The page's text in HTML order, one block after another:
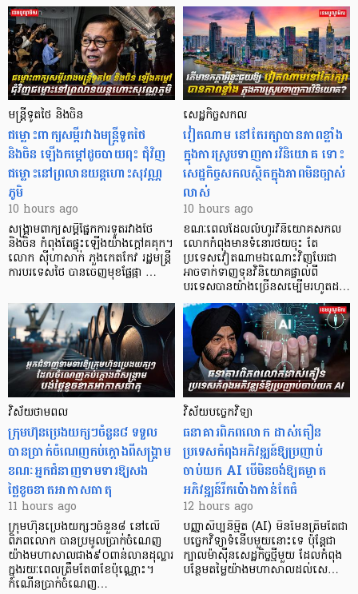
មន្ត្រីទូតថៃ និងចិន
ជម្លោះពាក្យសម្តីរវាងមន្ត្រីទូតថៃ
និងចិន ឡើងកម្ដៅដូចបាយពុះ ជុំវិញ
ជម្លោះនៅព្រលានយន្តហោះសុវណ្ណ
ភូមិ
10 hours ago
សង្គ្រាមពាក្យសម្តីផ្នែកការទូតរវាងថៃ
និងចិន កំពុងតែផ្ទុះឡើងយ៉ាងក្តៅគគុក។
លោក ស៊ីហាសាក់ ភួងកេតកែវ រដ្ឋមន្ត្រី
ការបរទេសថៃ បានចេញមុខផ្លែផ្កា …
សេដ្ឋកិច្ចសកល
វៀតណាម នៅតែរក្សាបានភាពខ្លាំង
ក្នុងការស្រូបទាញការវិនិយោគ​ ទោះ
សេដ្ឋកិច្ចសកលស្ថិតក្នុងភាពមិនច្បាស់
លាស់
10 hours ago
ខណៈពេលដែលលំហូរវិនិយោគសកល
លោកកំពុងមានទំនោរថយចុះ តែ
ប្រទេសវៀតណាមឯណោះវិញបែរជា
អាចទាក់ទាញទុនវិនិយោគផ្ទាល់ពី
បរទេសបានយ៉ាងច្រើនសម្បើមរហូតដ…
វិស័យថាមពល
ក្រុមហ៊ុនប្រេងយក្សៗចំនួន៨ ទទួល
បានប្រាក់ចំណេញកប់ក្តោងពីសង្គ្រាម
ខណៈអ្នកជំនាញទាមទារឱ្យសង
ថ្លៃខូចខាតអាកាសធាតុ
11 hours ago
ក្រុមហ៊ុនប្រេងយក្សៗចំនួន៨ នៅលើ
ពិភពលោក បានប្រមូលប្រាក់ចំណេញ
យ៉ាងមហាសាលជាង៩០ពាន់លានដុល្លារ
ក្នុងរយៈពេលត្រឹមតែ៣ខែប៉ុណ្ណោះ។
កំណើនប្រាក់ចំណេញ…
វិស័យបច្ចេកវិទ្យា
ធនាគារពិភពលោក ដាស់តឿន
ប្រទេសកំពុងអភិវឌ្ឍន៍ឱ្យប្រញាប់
ចាប់យក AI បើមិនចង់ឱ្យគម្លាត
អភិវឌ្ឍន៍រីកប៉ោងកាន់តែធំ
12 hours ago
បញ្ញាសិប្បនិម្មិត (AI) មិនមែនត្រឹមតែជា
បច្ចេកវិទ្យាទំនើបមួយនោះទេ ប៉ុន្តែជា
ក្បាលម៉ាស៊ីនសេដ្ឋកិច្ចថ្មីមួយ ដែលកំពុង
បន្ថែមតម្លៃយ៉ាងមហាសាលដល់សេ…